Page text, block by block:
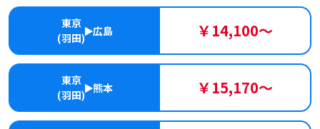
東京
(羽田)
広島 ￥14,100～
東京
(羽田)
熊本 ￥15,170～